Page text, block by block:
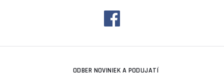
ODBER NOVINIEK A PODUJATÍ